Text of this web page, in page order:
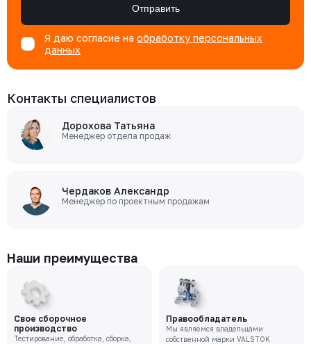
Отправить
Я даю согласие на обработку персональных
данных
Контакты специалистов
Дорохова Татьяна
Менеджер отдела продаж
Чердаков Александр
Менеджер по проектным продажам
Наши преимущества
Свое сборочное
производство
Тестирование, обработка, сборка,
Правообладатель
Мы являемся владельцами
собственной марки VALSTOK